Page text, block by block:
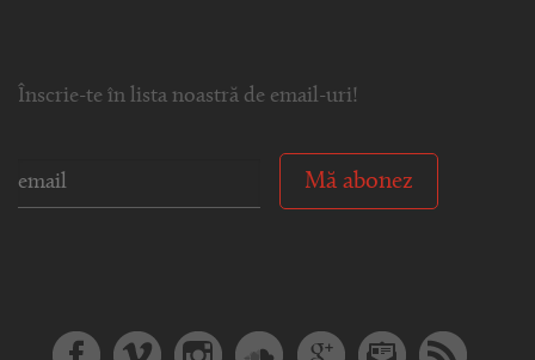
Înscrie-te în lista noastră de email-uri!
Mă abonez